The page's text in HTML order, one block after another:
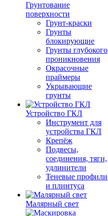
Грунтование
поверхности
Грунт-краски
Грунты
блокирующие
Грунты глубокого
проникновения
Окрасочные
праймеры
Укрывающие
грунты
Устройство ГКЛ
Инструмент для
устройства ГКЛ
Крепёж
Подвесы,
соединения, тяги,
удлинители
Теневые профили
и плинтуса
Малярный свет